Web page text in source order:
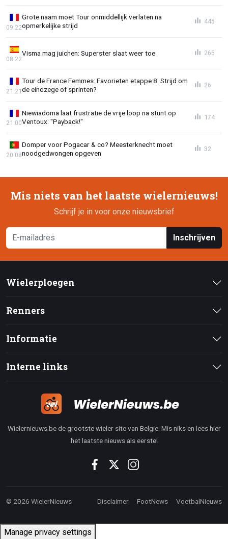
Grote naam moet Tour onmiddellijk verlaten na
opmerkelijke strijd
09:22
445
Visma mag juichen: Superster slaat weer toe
08:22
265
Tour de France Femmes: Favorieten etappe 8: Strijd om
de eindzege of sprinten?
21:21
26
Niewiadoma laat frustratie de vrije loop na stunt op
Ventoux: "Payback!"
21:00
174
Domper voor Pogacar & co? Meesterknecht moet
noodgedwongen opgeven
20:08
32
Mis niets van het laatste wielernieuws!
Schrijf je in voor onze nieuwsbrief
Inschrijven
Wielerploegen
Renners
Informatie
Interne links
Wielernieuws.be de grootste wieler site van Belgie. Mis niks en lees hier
het laatste nieuws als eerste!
© 2026 WielerNieuws Disclaimer FootNews VoetbalNieuws
Manage privacy settings